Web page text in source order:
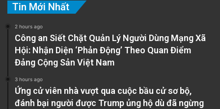
Tin Mới Nhất
2 hours ago
Công an Siết Chặt Quản Lý Người Dùng Mạng Xã
Hội: Nhận Diện ‘Phản Động’ Theo Quan Điểm
Đảng Cộng Sản Việt Nam
3 hours ago
Ứng cử viên nhà vượt qua cuộc bầu cử sơ bộ,
đánh bại người được Trump ủng hộ dù đã ngừng